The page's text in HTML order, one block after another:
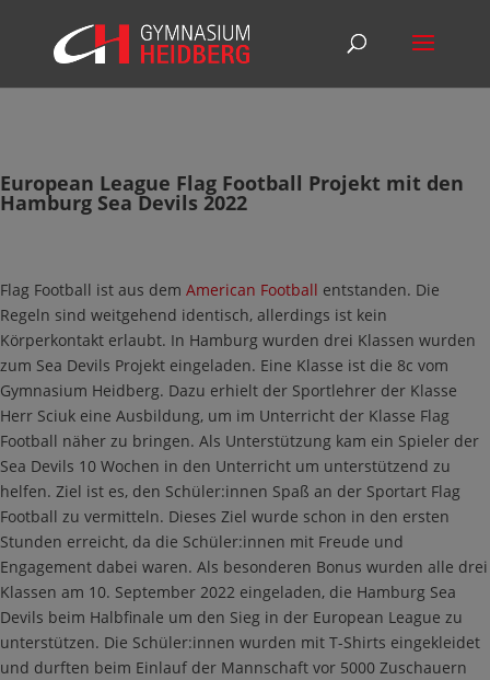
European League Flag Football Projekt mit den
Hamburg Sea Devils 2022
Flag Football ist aus dem American Football entstanden. Die
Regeln sind weitgehend identisch, allerdings ist kein
Körperkontakt erlaubt. In Hamburg wurden drei Klassen wurden
zum Sea Devils Projekt eingeladen. Eine Klasse ist die 8c vom
Gymnasium Heidberg. Dazu erhielt der Sportlehrer der Klasse
Herr Sciuk eine Ausbildung, um im Unterricht der Klasse Flag
Football näher zu bringen. Als Unterstützung kam ein Spieler der
Sea Devils 10 Wochen in den Unterricht um unterstützend zu
helfen. Ziel ist es, den Schüler:innen Spaß an der Sportart Flag
Football zu vermitteln. Dieses Ziel wurde schon in den ersten
Stunden erreicht, da die Schüler:innen mit Freude und
Engagement dabei waren. Als besonderen Bonus wurden alle drei
Klassen am 10. September 2022 eingeladen, die Hamburg Sea
Devils beim Halbfinale um den Sieg in der European League zu
unterstützen. Die Schüler:innen wurden mit T-Shirts eingekleidet
und durften beim Einlauf der Mannschaft vor 5000 Zuschauern